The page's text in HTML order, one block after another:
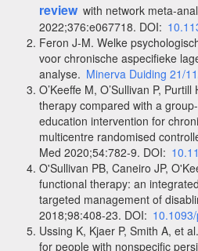
review with network meta-
2022;376:e067718. DOI:
Feron J-M. Welke
voor chronische aspecifieke
analyse. Minerva Duiding 21/
O’Keeffe M, O’Sullivan P,
therapy compared with a
education intervention for
multicentre randomised
Med 2020;54:782-9. DOI:
O'Sullivan PB, Caneiro JP,
functional therapy: an
targeted management of
2018;98:408-23. DOI:
Ussing K, Kjaer P, Smith A, et
for people with nonspecific